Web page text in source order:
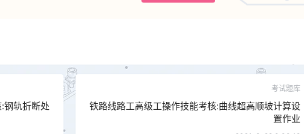
钢轨折断处
考试题库
铁路线路工高级工操作技能考核:曲线超高顺坡计算设
置作业